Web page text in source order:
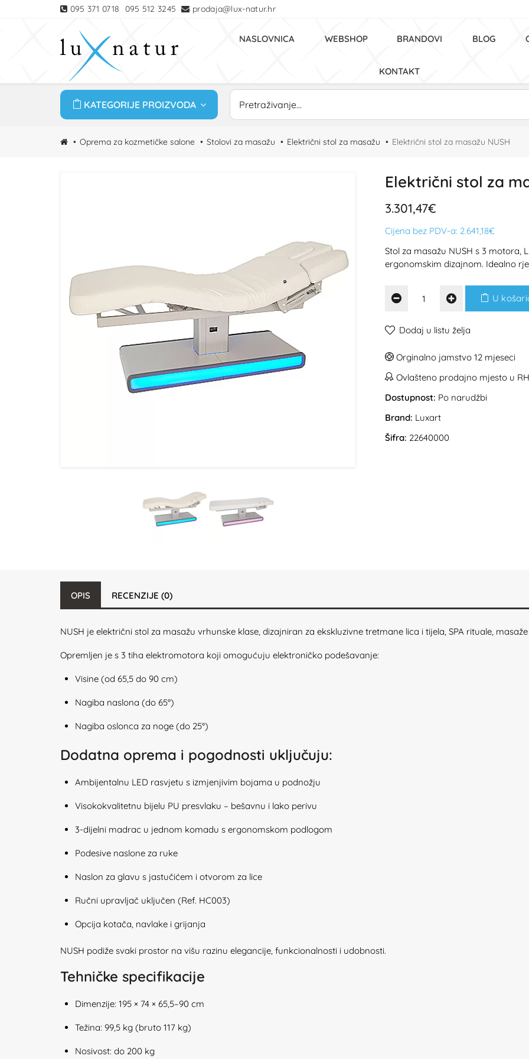
095 371 0718 095 512 3245 prodaja@lux-natur.hr
NASLOVNICA WEBSHOP BRANDOVI BLOG
KONTAKT
KATEGORIJE PROIZVODA
Oprema za kozmetičke salone Stolovi za masažu Električni stol za masažu Električni stol za masažu NUSH
Električni stol za
3.301,47€
Cijena bez PDV-a: 2.641,18€
Stol za masažu NUSH s 3 motora,
ergonomskim dizajnom. Idealno
U
Dodaj u listu želja
Orginalno jamstvo 12 mjeseci
Ovlašteno prodajno mjesto u RH
Dostupnost: Po narudžbi
Brand: Luxart
Šifra: 22640000
OPIS RECENZIJE (0)
NUSH je električni stol za masažu vrhunske klase, dizajniran za ekskluzivne tretmane lica i tijela, SPA rituale,
Opremljen je s 3 tiha elektromotora koji omogućuju elektroničko podešavanje:
Visine (od 65,5 do 90 cm)
Nagiba naslona (do 65°)
Nagiba oslonca za noge (do 25°)
Dodatna oprema i pogodnosti uključuju:
Ambijentalnu LED rasvjetu s izmjenjivim bojama u podnožju
Visokokvalitetnu bijelu PU presvlaku – bešavnu i lako perivu
3-dijelni madrac u jednom komadu s ergonomskom podlogom
Podesive naslone za ruke
Naslon za glavu s jastučićem i otvorom za lice
Ručni upravljač uključen (Ref. HC003)
Opcija kotača, navlake i grijanja
NUSH podiže svaki prostor na višu razinu elegancije, funkcionalnosti i udobnosti.
Tehničke specifikacije
Dimenzije: 195 × 74 × 65,5–90 cm
Težina: 99,5 kg (bruto 117 kg)
Nosivost: do 200 kg